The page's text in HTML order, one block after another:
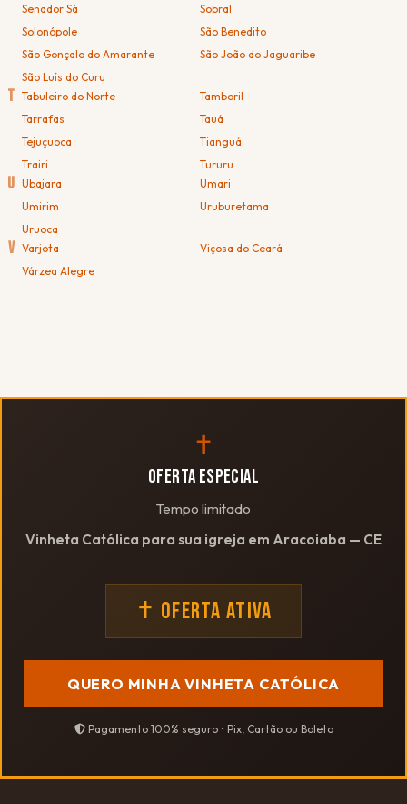
Senador Sá
Sobral
Solonópole
São Benedito
São Gonçalo do Amarante
São João do Jaguaribe
São Luís do Curu
T Tabuleiro do Norte
Tamboril
Tarrafas
Tauá
Tejuçuoca
Tianguá
Trairi
Tururu
U Ubajara
Umari
Umirim
Uruburetama
Uruoca
V Varjota
Viçosa do Ceará
Várzea Alegre
✝
OFERTA ESPECIAL
Tempo limitado
Vinheta Católica para sua igreja em Aracoiaba — CE
✝ OFERTA ATIVA
QUERO MINHA VINHETA CATÓLICA
Pagamento 100% seguro • Pix, Cartão ou Boleto